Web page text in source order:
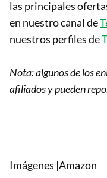
las principales
en nuestro canal de
nuestros perfiles de
Nota: algunos de los
afiliados y pueden
Imágenes |Amazon